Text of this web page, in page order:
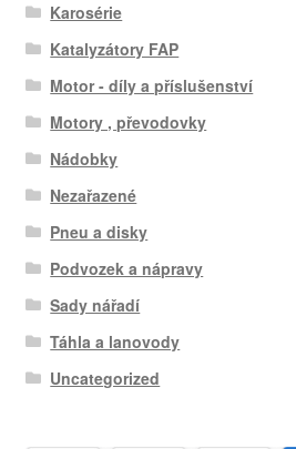
Karosérie
Katalyzátory FAP
Motor - díly a příslušenství
Motory , převodovky
Nádobky
Nezařazené
Pneu a disky
Podvozek a nápravy
Sady nářadí
Táhla a lanovody
Uncategorized